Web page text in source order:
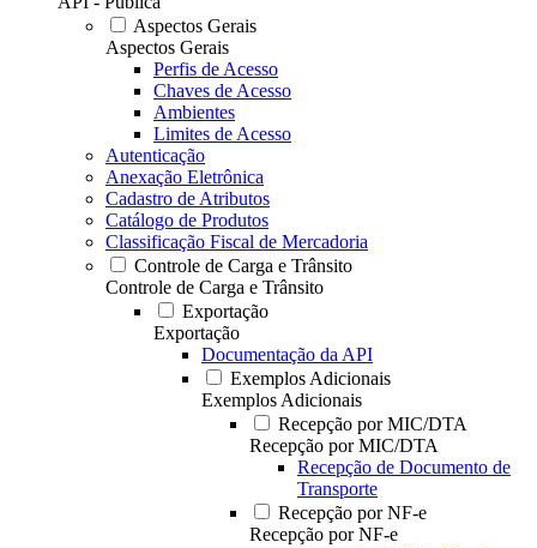
Aspectos Gerais
Aspectos Gerais
Perfis de Acesso
Chaves de Acesso
Ambientes
Limites de Acesso
Autenticação
Anexação Eletrônica
Cadastro de Atributos
Catálogo de Produtos
Classificação Fiscal de Mercadoria
Controle de Carga e Trânsito
Controle de Carga e Trânsito
Exportação
Exportação
Documentação da API
Exemplos Adicionais
Exemplos Adicionais
Recepção por MIC/DTA
Recepção por MIC/DTA
Recepção de Documento de
Transporte
Recepção por NF-e
Recepção por NF-e